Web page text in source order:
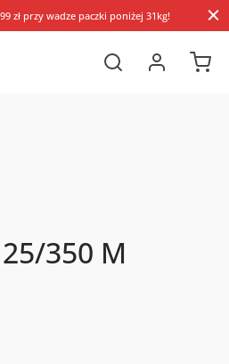
zł przy wadze paczki poniżej 31kg!
350 M